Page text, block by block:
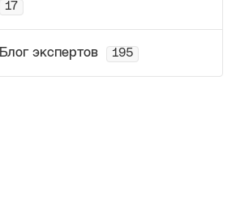
17
Блог экспертов 195